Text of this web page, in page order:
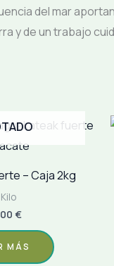
del mar
y de un trabajo
– Caja 2kg
€
MÁS